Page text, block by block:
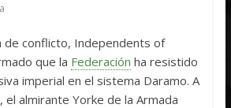
de conflicto, Independents of
que la Federación ha resistido
imperial en el sistema Daramo. A
el almirante Yorke de la Armada